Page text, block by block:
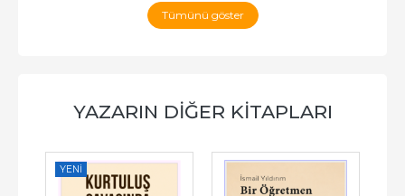
Tümünü göster
YAZARIN DIĞER KITAPLARI
YENI